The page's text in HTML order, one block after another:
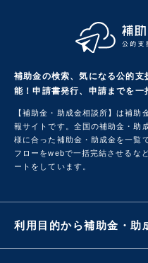
補助金の検索、気になる公的
能！申請書発行、申請までを一
【補助金・助成金相談所】は補
報サイトです。 全国の補助金・助
様に合った補助金・助成金を一覧
フローをwebで一括完結させるな
ートをしています。
利用目的から補助金・助